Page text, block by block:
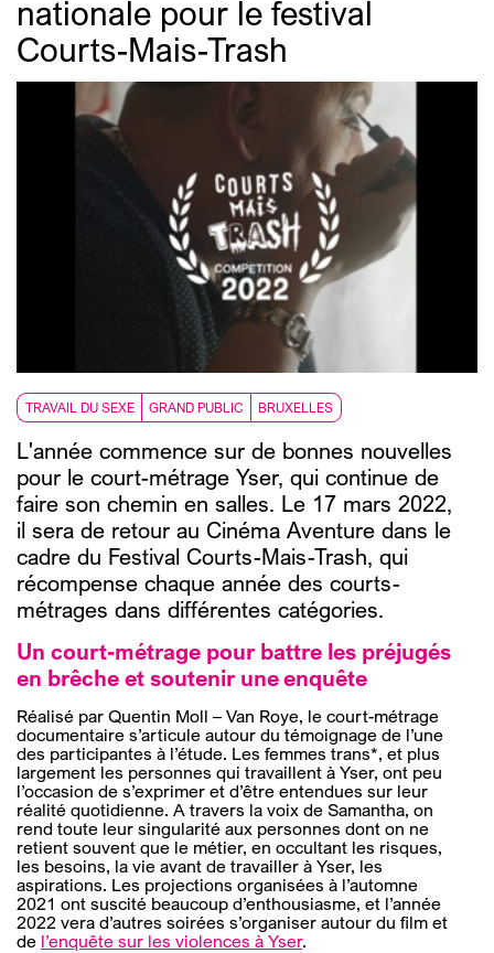
nationale pour le festival
Courts-Mais-Trash
TRAVAIL DU SEXE GRAND PUBLIC BRUXELLES
L'année commence sur de bonnes nouvelles
pour le court-métrage Yser, qui continue de
faire son chemin en salles. Le 17 mars 2022,
il sera de retour au Cinéma Aventure dans le
cadre du Festival Courts-Mais-Trash, qui
récompense chaque année des courts-
métrages dans différentes catégories.
Un court-métrage pour battre les préjugés
en brêche et soutenir une enquête
Réalisé par Quentin Moll – Van Roye, le court-métrage
documentaire s’articule autour du témoignage de l’une
des participantes à l’étude. Les femmes trans*, et plus
largement les personnes qui travaillent à Yser, ont peu
l’occasion de s’exprimer et d’être entendues sur leur
réalité quotidienne. A travers la voix de Samantha, on
rend toute leur singularité aux personnes dont on ne
retient souvent que le métier, en occultant les risques,
les besoins, la vie avant de travailler à Yser, les
aspirations. Les projections organisées à l’automne
2021 ont suscité beaucoup d’enthousiasme, et l’année
2022 vera d’autres soirées s’organiser autour du film et
de l’enquête sur les violences à Yser.